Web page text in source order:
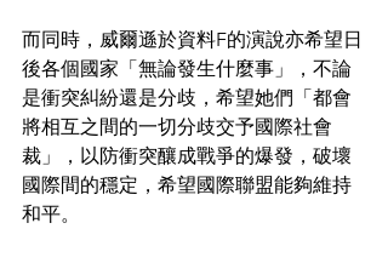
而同時，威爾遜於資料F的演說亦希望日
後各個國家「無論發生什麼事」，不論
是衝突糾紛還是分歧，希望她們「都會
將相互之間的一切分歧交予國際社會
裁」，以防衝突釀成戰爭的爆發，破壞
國際間的穩定，希望國際聯盟能夠維持
和平。